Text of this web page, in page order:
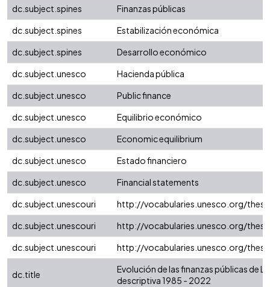
dc.subject.spines
Finanzas públicas
dc.subject.spines
Estabilización económica
dc.subject.spines
Desarrollo económico
dc.subject.unesco
Hacienda pública
dc.subject.unesco
Public finance
dc.subject.unesco
Equilibrio económico
dc.subject.unesco
Economic equilibrium
dc.subject.unesco
Estado financiero
dc.subject.unesco
Financial statements
dc.subject.unescouri
http://vocabularies.unesco.org/
dc.subject.unescouri
http://vocabularies.unesco.org/
dc.subject.unescouri
http://vocabularies.unesco.org/
dc.title
Evolución de las finanzas públicas de
descriptiva 1985 - 2022